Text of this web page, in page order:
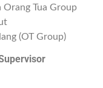
Orang Tua Group
(OT Group)